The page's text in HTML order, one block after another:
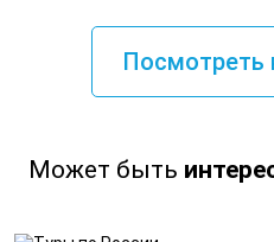
Посмотреть
Может быть